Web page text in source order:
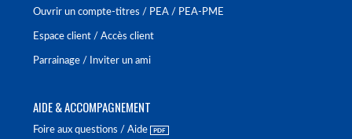
Ouvrir un compte-titres / PEA / PEA-PME
Espace client / Accès client
Parrainage / Inviter un ami
AIDE & ACCOMPAGNEMENT
Foire aux questions / Aide